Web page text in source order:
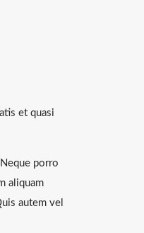
et quasi
porro
aliquam
autem vel